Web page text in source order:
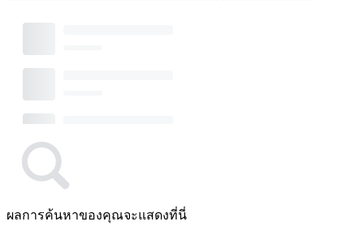
ผลการค้นหาของคุณจะแสดงที่นี่